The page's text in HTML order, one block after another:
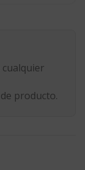
cualquier
producto.